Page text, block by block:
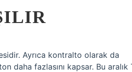
Ayrıca kontralto olarak da
daha fazlasını kapsar. Bu aralık